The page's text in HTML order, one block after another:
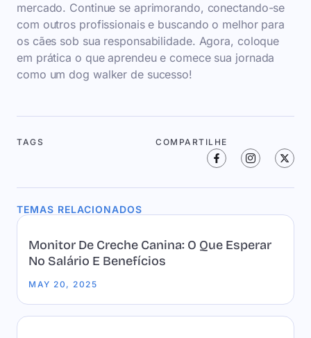
mercado. Continue se aprimorando, conectando-se
com outros profissionais e buscando o melhor para
os cães sob sua responsabilidade. Agora, coloque
em prática o que aprendeu e comece sua jornada
como um dog walker de sucesso!
TAGS COMPARTILHE
TEMAS RELACIONADOS
Monitor De Creche Canina: O Que Esperar
No Salário E Benefícios
MAY 20, 2025